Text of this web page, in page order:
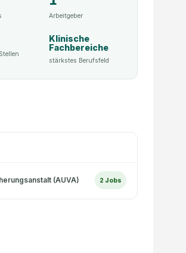
Arbeitgeber
Klinische
Fachbereiche
stärkstes Berufsfeld
(AUVA) 2 Jobs